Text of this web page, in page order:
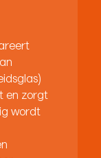
en zorgt
wordt